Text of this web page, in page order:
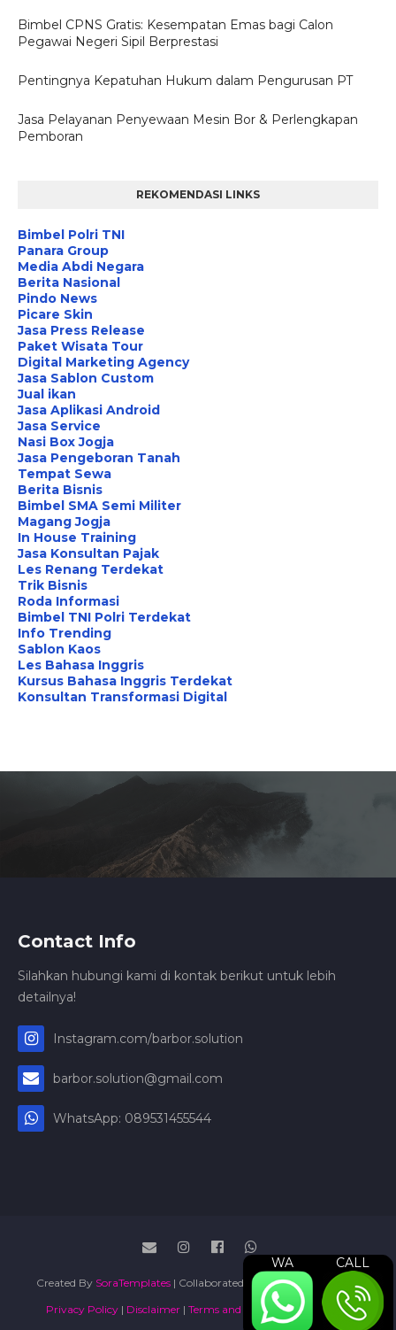
WA CALL
Bimbel CPNS Gratis: Kesempatan Emas bagi Calon
Pegawai Negeri Sipil Berprestasi
Pentingnya Kepatuhan Hukum dalam Pengurusan PT
Jasa Pelayanan Penyewaan Mesin Bor & Perlengkapan
Pemboran
REKOMENDASI LINKS
Bimbel Polri TNI
Panara Group
Media Abdi Negara
Berita Nasional
Pindo News
Picare Skin
Jasa Press Release
Paket Wisata Tour
Digital Marketing Agency
Jasa Sablon Custom
Jual ikan
Jasa Aplikasi Android
Jasa Service
Nasi Box Jogja
Jasa Pengeboran Tanah
Tempat Sewa
Berita Bisnis
Bimbel SMA Semi Militer
Magang Jogja
In House Training
Jasa Konsultan Pajak
Les Renang Terdekat
Trik Bisnis
Roda Informasi
Bimbel TNI Polri Terdekat
Info Trending
Sablon Kaos
Les Bahasa Inggris
Kursus Bahasa Inggris Terdekat
Konsultan Transformasi Digital
Contact Info
Silahkan hubungi kami di kontak berikut untuk lebih
detailnya!
Instagram.com/barbor.solution
barbor.solution@gmail.com
WhatsApp: 089531455544
Created By SoraTemplates | Collaborated By Jasa Press Release |
Privacy Policy | Disclaimer | Terms and Conditions| Sitemap